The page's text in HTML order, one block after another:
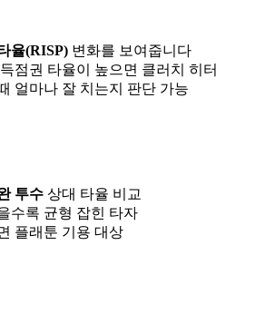
율(RISP) 변화를 보여줍니다
점권 타율이 높으면 클러치 히터
얼마나 잘 치는지 판단 가능
투수 상대 타율 비교
수록 균형 잡힌 타자
플래툰 기용 대상